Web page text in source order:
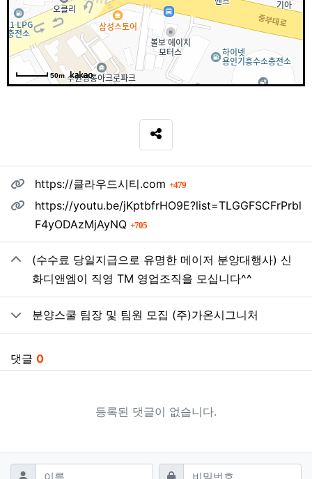
50m
SNS 공유
관련자료https://클라우드시티.com 479회 연결
https://youtu.be/jKptbfrHO9E?list=TLGGFSCFrPrbl
F4yODAzMjAyNQ
705회 연결
(수수료 당일지급으로 유명한 메이저 분양대행사) 신
화디앤엠이 직영 TM 영업조직을 모십니다^^
분양스쿨 팀장 및 팀원 모집 (주)가온시그니처
댓글 0
등록된 댓글이 없습니다.
댓글쓰기
이름 필수 비밀번호필수